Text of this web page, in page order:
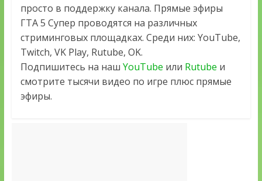
просто в поддержку канала. Прямые эфиры
ГТА 5 Супер проводятся на различных
стриминговых площадках. Среди них: YouTube,
Twitch, VK Play, Rutube, OK.
Подпишитесь на наш YouTube или Rutube и
смотрите тысячи видео по игре плюс прямые
эфиры.